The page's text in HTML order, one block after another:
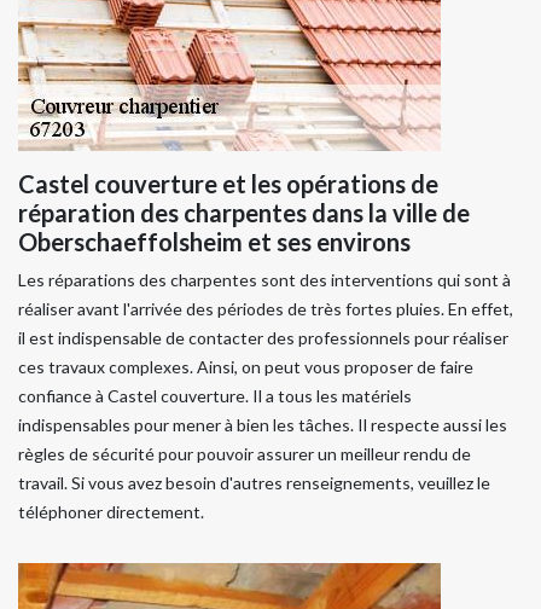
Castel couverture et les opérations de
réparation des charpentes dans la ville de
Oberschaeffolsheim et ses environs
Les réparations des charpentes sont des interventions qui sont à
réaliser avant l'arrivée des périodes de très fortes pluies. En effet,
il est indispensable de contacter des professionnels pour réaliser
ces travaux complexes. Ainsi, on peut vous proposer de faire
confiance à Castel couverture. Il a tous les matériels
indispensables pour mener à bien les tâches. Il respecte aussi les
règles de sécurité pour pouvoir assurer un meilleur rendu de
travail. Si vous avez besoin d'autres renseignements, veuillez le
téléphoner directement.